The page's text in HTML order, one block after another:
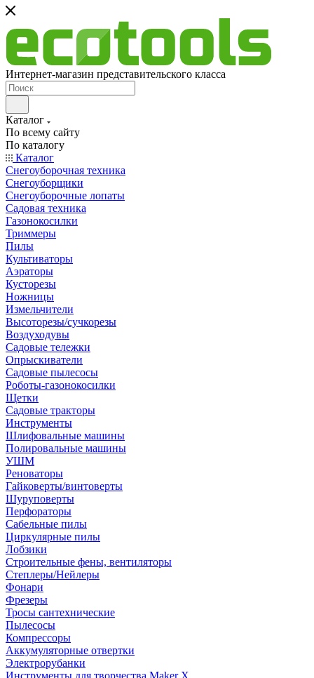
Интернет-магазин представительского класса
Каталог
По всему сайту
По каталогу
Каталог
Снегоуборочная техника
Снегоуборщики
Снегоуборочные лопаты
Садовая техника
Газонокосилки
Триммеры
Пилы
Культиваторы
Аэраторы
Кусторезы
Ножницы
Измельчители
Высоторезы/сучкорезы
Воздуходувы
Садовые тележки
Опрыскиватели
Садовые пылесосы
Роботы-газонокосилки
Щетки
Садовые тракторы
Инструменты
Шлифовальные машины
Полировальные машины
УШМ
Реноваторы
Гайковерты/винтоверты
Шуруповерты
Перфораторы
Сабельные пилы
Циркулярные пилы
Лобзики
Строительные фены, вентиляторы
Степлеры/Нейлеры
Фонари
Фрезеры
Тросы сантехнические
Пылесосы
Компрессоры
Аккумуляторные отвертки
Электрорубанки
Инструменты для творчества Maker X